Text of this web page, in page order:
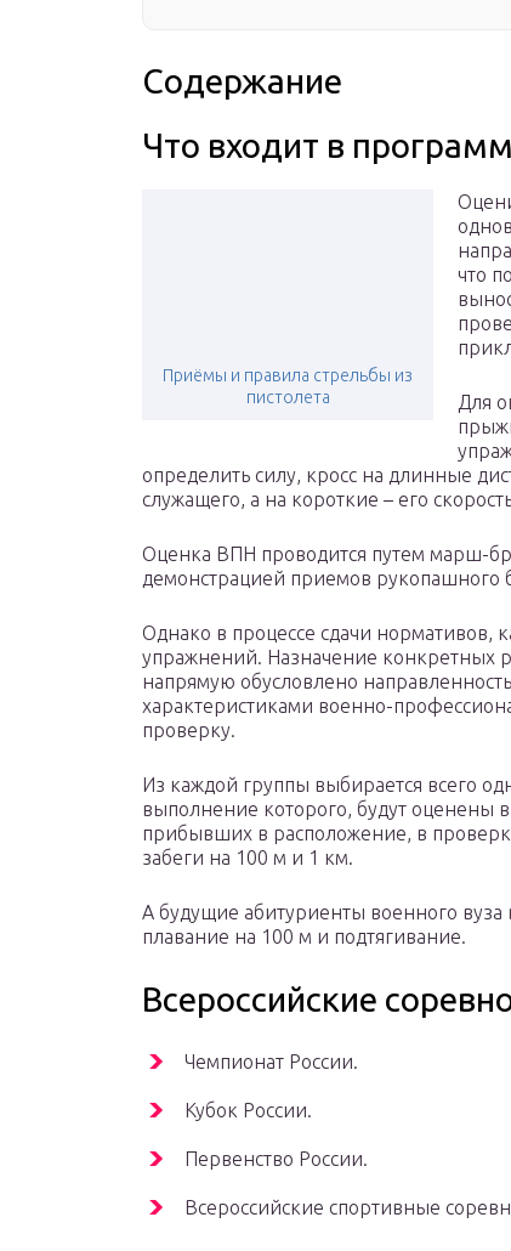
Содержание
Что входит в
Приёмы и правила стрельбы из
пистолета
что
Для
определить силу, кросс на длинные
служащего, а на короткие – его
Оценка ВПН проводится путем марш-
демонстрацией приемов рукопашного
Однако в процессе сдачи
упражнений. Назначение конкретных
напрямую обусловлено
характеристиками военно-
проверку.
Из каждой группы выбирается всего
выполнение которого, будут оценены
прибывших в расположение, в
забеги на 100 м и 1 км.
А будущие абитуриенты военного
плавание на 100 м и подтягивание.
Всероссийские
Чемпионат России.
Кубок России.
Первенство России.
Всероссийские спортивные